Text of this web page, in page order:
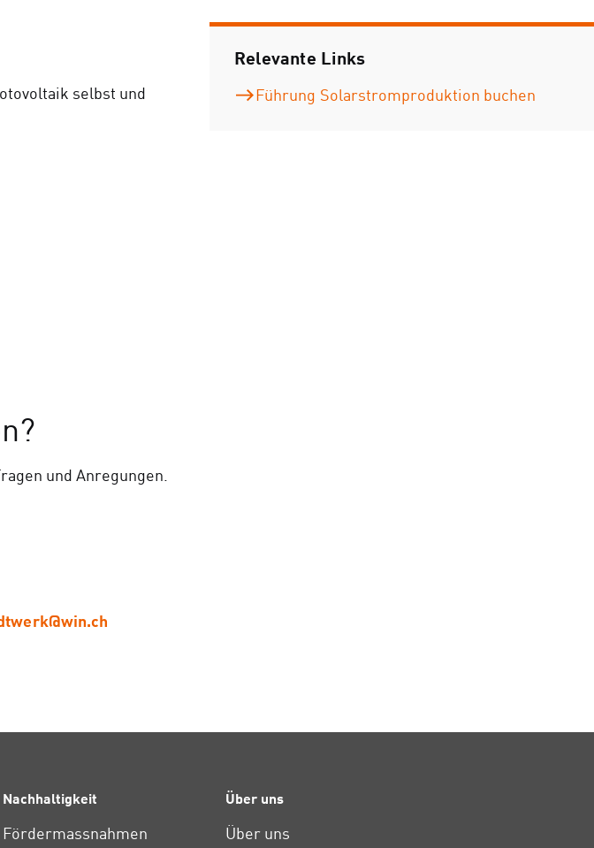
selbst und
Relevante Links
Führung Solarstromproduktion buchen
und Anregungen.
Nachhaltigkeit
Fördermassnahmen
Über uns
Über uns